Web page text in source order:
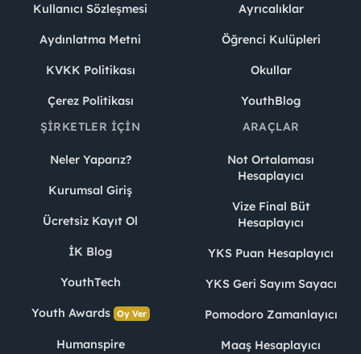
Kullanıcı Sözleşmesi
Aydınlatma Metni
KVKK Politikası
Çerez Politikası
Ayrıcalıklar
Öğrenci Kulüpleri
Okullar
YouthBlog
ŞIRKETLER İÇIN
Neler Yaparız?
Kurumsal Giriş
Ücretsiz Kayıt Ol
İK Blog
YouthTech
Youth Awards Oy Ver
Humanspire
ARAÇLAR
Not Ortalaması
Hesaplayıcı
Vize Final Büt
Hesaplayıcı
YKS Puan Hesaplayıcı
YKS Geri Sayım Sayacı
Pomodoro Zamanlayıcı
Maaş Hesaplayıcı